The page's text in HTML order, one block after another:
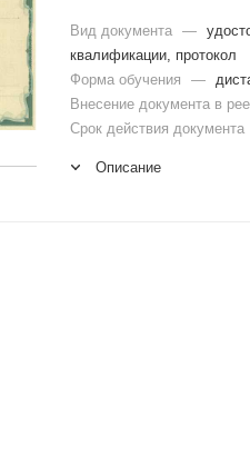
Вид документа —
квалификации, протокол
Форма обучения
—
Внесение документа в
Срок действия документа
Описание